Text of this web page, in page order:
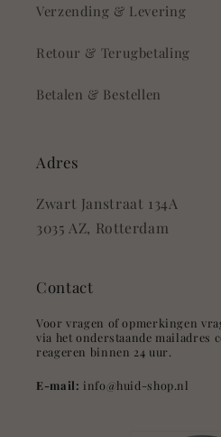
Verzending & Levering
Retour & Terugbetaling
Betalen & Bestellen
Adres
Zwart Janstraat 134A
3035 AZ, Rotterdam
Contact
Voor vragen of opmerkingen
via het onderstaande mailadres
reageren binnen 24 uur.
E-mail: info@huid-shop.nl